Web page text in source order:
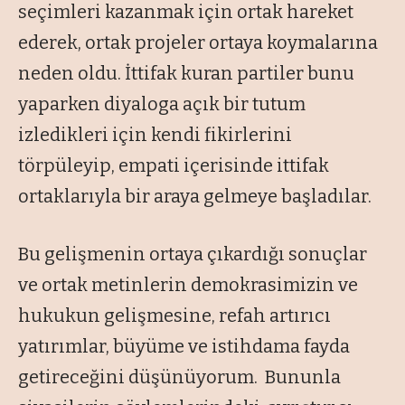
seçimleri kazanmak için ortak hareket
ederek, ortak projeler ortaya koymalarına
neden oldu. İttifak kuran partiler bunu
yaparken diyaloga açık bir tutum
izledikleri için kendi fikirlerini
törpüleyip, empati içerisinde ittifak
ortaklarıyla bir araya gelmeye başladılar.
Bu gelişmenin ortaya çıkardığı sonuçlar
ve ortak metinlerin demokrasimizin ve
hukukun gelişmesine, refah artırıcı
yatırımlar, büyüme ve istihdama fayda
getireceğini düşünüyorum. Bununla